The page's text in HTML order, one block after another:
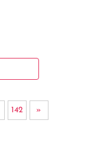
142 »